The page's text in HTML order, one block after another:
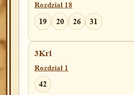
Rozdział 18
19 20 26 31
3Krl
Rozdział 1
42